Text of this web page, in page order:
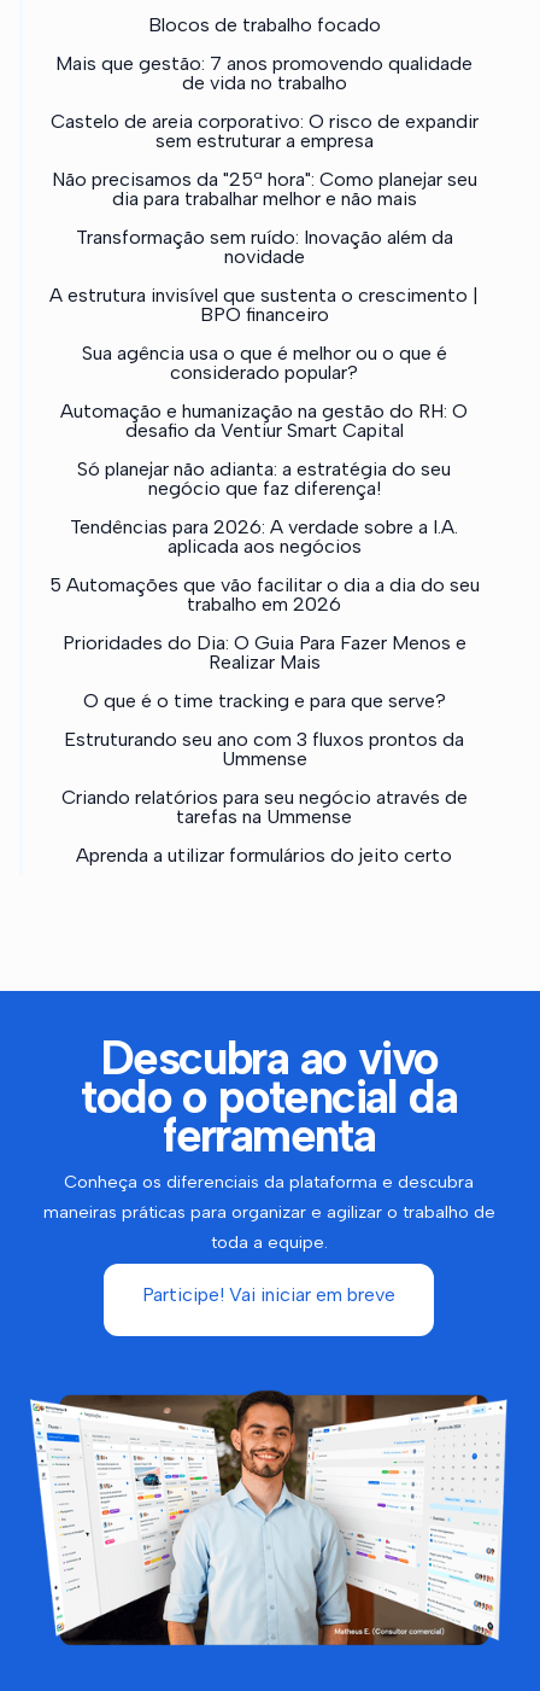
Blocos de trabalho focado
Mais que gestão: 7 anos promovendo qualidade
de vida no trabalho
Castelo de areia corporativo: O risco de expandir
sem estruturar a empresa
Não precisamos da "25ª hora": Como planejar seu
dia para trabalhar melhor e não mais
Transformação sem ruído: Inovação além da
novidade
A estrutura invisível que sustenta o crescimento |
BPO financeiro
Sua agência usa o que é melhor ou o que é
considerado popular?
Automação e humanização na gestão do RH: O
desafio da Ventiur Smart Capital
Só planejar não adianta: a estratégia do seu
negócio que faz diferença!
Tendências para 2026: A verdade sobre a I.A.
aplicada aos negócios
5 Automações que vão facilitar o dia a dia do seu
trabalho em 2026
Prioridades do Dia: O Guia Para Fazer Menos e
Realizar Mais
O que é o time tracking e para que serve?
Estruturando seu ano com 3 fluxos prontos da
Ummense
Criando relatórios para seu negócio através de
tarefas na Ummense
Aprenda a utilizar formulários do jeito certo
Descubra ao vivo
todo o potencial da
ferramenta
Conheça os diferenciais da plataforma e descubra
maneiras práticas para organizar e agilizar o trabalho de
toda a equipe.
Participe! Vai iniciar em breve